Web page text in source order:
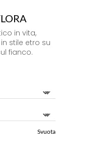
in vita,
stile etro su
fianco.
Svuota